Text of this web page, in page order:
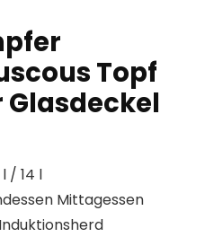
Topf
/ 14 l
Mittagessen